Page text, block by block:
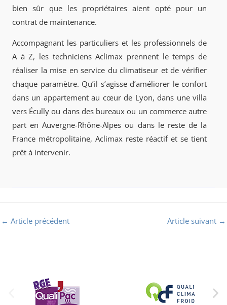
bien sûr que les propriétaires aient opté pour un
contrat de maintenance.
Accompagnant les particuliers et les professionnels de
A à Z, les techniciens Aclimax prennent le temps de
réaliser la mise en service du climatiseur et de vérifier
chaque paramètre. Qu’il s’agisse d’améliorer le confort
dans un appartement au cœur de Lyon, dans une villa
vers Écully ou dans des bureaux ou un commerce autre
part en Auvergne-Rhône-Alpes ou dans le reste de la
France métropolitaine, Aclimax reste réactif et se tient
prêt à intervenir.
← Article précédent Article suivant →